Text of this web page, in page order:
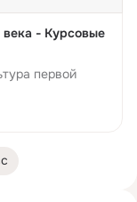
века - Курсовые
первой